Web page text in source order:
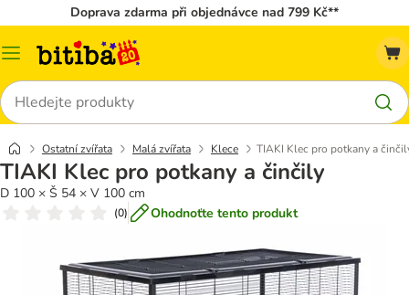
Doprava zdarma při objednávce nad 799 Kč**
Kategorie
Hledat
Ostatní zvířata Malá zvířata Klece TIAKI Klec pro potkany a
TIAKI Klec pro potkany a činčily
D 100 × Š 54 × V 100 cm
(0) Ohodnoťte tento produkt